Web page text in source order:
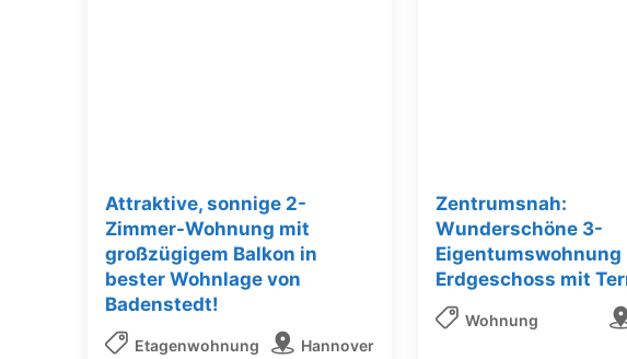
Attraktive, sonnige 2-
Zimmer-Wohnung mit
großzügigem Balkon in
bester Wohnlage von
Badenstedt!
Etagenwohnung Hannover
Zentrumsnah:
Wunderschöne 3-
Eigentumswohnung
Erdgeschoss mit
Wohnung